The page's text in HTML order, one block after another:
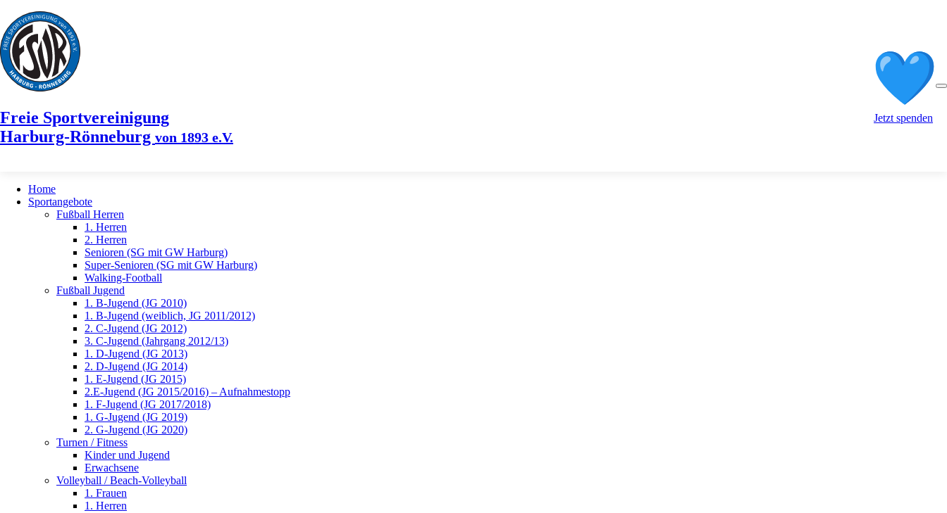
Freie Sportvereinigung
Harburg-Rönneburg von 1893 e.V.
Jetzt spenden
Home
Sportangebote
Fußball Herren
1. Herren
2. Herren
Senioren (SG mit GW Harburg)
Super-Senioren (SG mit GW Harburg)
Walking-Football
Fußball Jugend
1. B-Jugend (JG 2010)
1. B-Jugend (weiblich, JG 2011/2012)
2. C-Jugend (JG 2012)
3. C-Jugend (Jahrgang 2012/13)
1. D-Jugend (JG 2013)
2. D-Jugend (JG 2014)
1. E-Jugend (JG 2015)
2.E-Jugend (JG 2015/2016) – Aufnahmestopp
1. F-Jugend (JG 2017/2018)
1. G-Jugend (JG 2019)
2. G-Jugend (JG 2020)
Turnen / Fitness
Kinder und Jugend
Erwachsene
Volleyball / Beach-Volleyball
1. Frauen
1. Herren